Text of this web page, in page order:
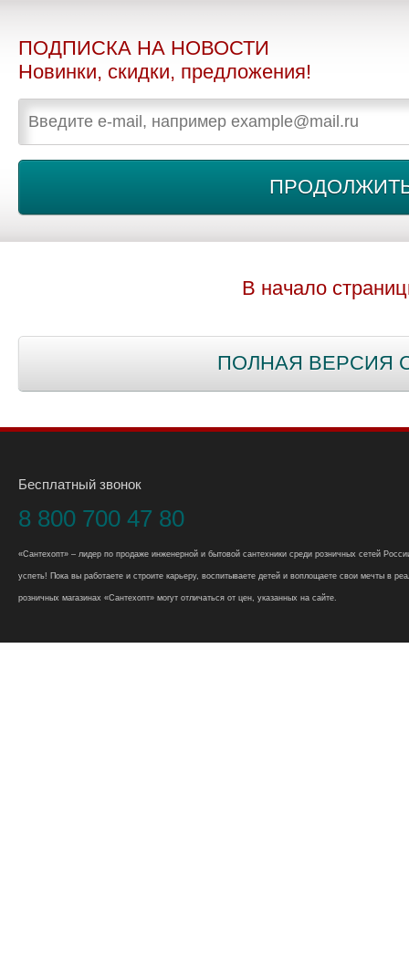
ПОДПИСКА НА НОВОСТИ
Новинки, скидки, предложения!
В начало
ПОЛНАЯ ВЕРСИЯ
Бесплатный звонок
8 800 700 47 80
«Сантехопт» – лидер по продаже инженерной и бытовой сантехники среди розничных сетей
успеть! Пока вы работаете и строите карьеру, воспитываете детей и воплощаете свои мечты в
розничных магазинах «Сантехопт» могут отличаться от цен, указанных на сайте.